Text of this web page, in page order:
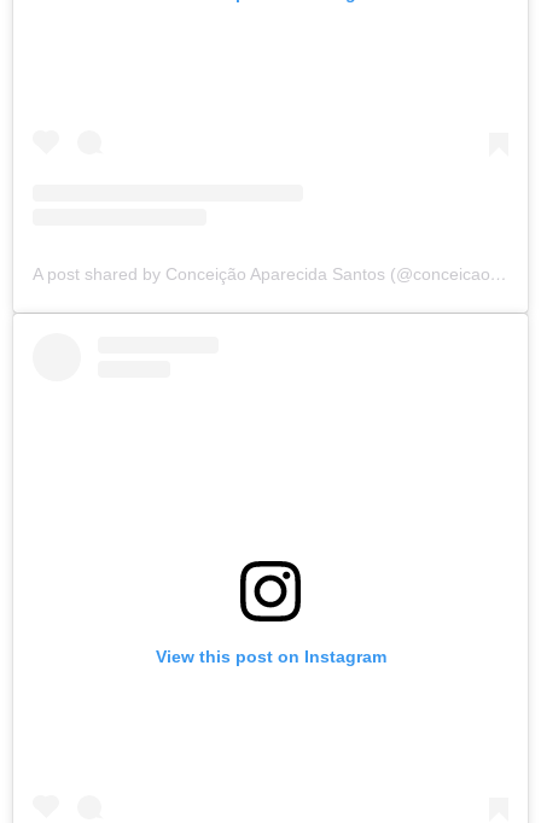
A post shared by Conceição Aparecida Santos (@conceicao.a.santos)
View this post on Instagram